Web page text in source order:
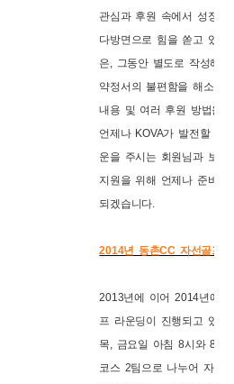
관심과 후원 속에서 성장하
다방면으로 힘을 쏟고 있습
은, 그동안 별도로 작성해
약정서의 불편함을 해소하
내용 및 여러 후원 방법을
언제나 KOVA가 발전할 수
운을 주시는 회원님과 보다
지원을 위해 언제나 준비되
되겠습니다.
2014년 동촌CC 자선골프
2013년에 이어 2014년에
프 라운딩이 진행되고 있습
목, 금요일 아침 8시와 8시
코스 2팀으로 나누어 자선